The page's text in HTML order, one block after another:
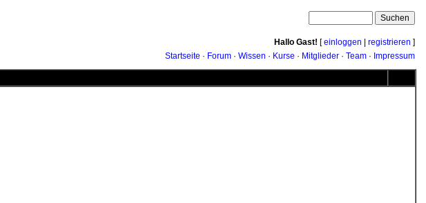
Hallo Gast! [einloggen registrieren ]
Startseite · Forum · Wissen · Kurse · Mitglieder · Team · Impressum